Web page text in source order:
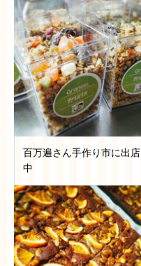
百万遍さん手作り市に出店
中